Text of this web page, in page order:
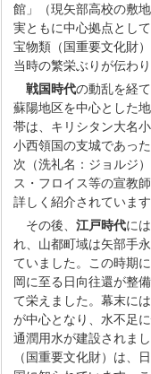
館」（現矢部高校の敷
実ともに中心拠点とし
宝物類（国重要文化財
当時の繁栄ぶりが伝わり
戦国時代の動乱を経
蘇陽地区を中心とした
帯は、キリシタン大名
小西領国の支城であっ
次（洗礼名：ジョルジ
ス・フロイス等の宣教
詳しく紹介されています
その後、江戸時代に
れ、山都町域は矢部手
ていました。この時期
岡に至る日向往還が整
て栄えました。幕末に
が中心となり、水不足
通潤用水が建設されま
（国重要文化財）は、